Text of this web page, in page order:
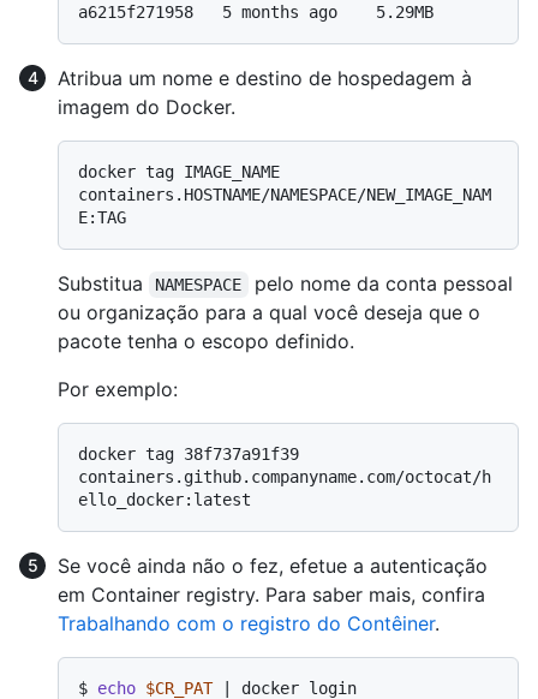
a6215f271958   5 months ago    5.29MB
Atribua um nome e destino de hospedagem à
imagem do Docker.
docker tag IMAGE_NAME
containers.HOSTNAME/NAMESPACE/NEW_IMAGE_NAM
Substitua NAMESPACE
pelo nome da conta pessoal
ou organização para a qual você deseja que o
pacote tenha o escopo definido.
Por exemplo:
docker tag 38f737a91f39
containers.github.companyname.com/octocat/h
Se você ainda não o fez, efetue a autenticação
em Container registry. Para saber mais, confira
Trabalhando com o registro do Contêiner.
$ echo $CR_PAT | docker login